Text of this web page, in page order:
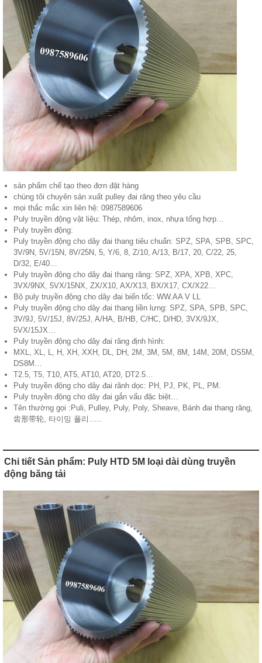
sản phẩm chế tạo theo đơn đặt hàng
chúng tôi chuyên sản xuất pulley đai răng theo yêu cầu
mọi thắc mắc xin liên hệ: 0987589606
Puly truyền động vật liệu: Thép, nhôm, inox, nhựa tổng hợp…
Puly truyền động:
Puly truyền động cho dây đai thang tiêu chuẩn: SPZ, SPA, SPB, SPC,
3V/9N, 5V/15N, 8V/25N, 5, Y/6, 8, Z/10, A/13, B/17, 20, C/22, 25,
D/32, E/40…
Puly truyền động cho dây đai thang răng: SPZ, XPA, XPB, XPC,
3VX/9NX, 5VX/15NX, ZX/X10, AX/X13, BX/X17, CX/X22…
Bộ puly truyền động cho dây đai biến tốc: WW.AA V LL
Puly truyền động cho dây đai thang liền lưng: SPZ, SPA, SPB, SPC,
3V/9J, 5V/15J, 8V/25J, A/HA, B/HB, C/HC, D/HD, 3VX/9JX,
5VX/15JX…
Puly truyền động cho dây đai răng định hình:
MXL, XL, L, H, XH, XXH, DL, DH, 2M, 3M, 5M, 8M, 14M, 20M, DS5M,
DS8M…
T2.5, T5, T10, AT5, AT10, AT20, DT2.5…
Puly truyền động cho dây đai rãnh dọc: PH, PJ, PK, PL, PM.
Puly truyền động cho dây đai gắn vấu đặc biệt…
Tên thường gọi :Puli, Pulley, Puly, Poly, Sheave, Bánh đai thang răng,
齿形带轮, 타이밍 풀리…..
Chi tiết Sản phẩm: Puly HTD 5M loại dài dùng truyền
động băng tải